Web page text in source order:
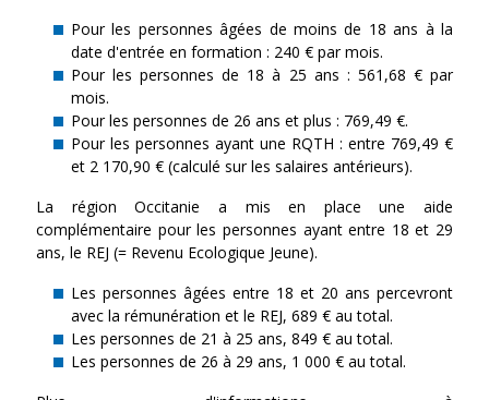
Pour les personnes âgées de moins de 18 ans à la
date d'entrée en formation : 240 € par mois.
Pour les personnes de 18 à 25 ans : 561,68 € par
mois.
Pour les personnes de 26 ans et plus : 769,49 €.
Pour les personnes ayant une RQTH : entre 769,49 €
et 2 170,90 € (calculé sur les salaires antérieurs).
La région Occitanie a mis en place une aide
complémentaire pour les personnes ayant entre 18 et 29
ans, le REJ (= Revenu Ecologique Jeune).
Les personnes âgées entre 18 et 20 ans percevront
avec la rémunération et le REJ, 689 € au total.
Les personnes de 21 à 25 ans, 849 € au total.
Les personnes de 26 à 29 ans, 1 000 € au total.